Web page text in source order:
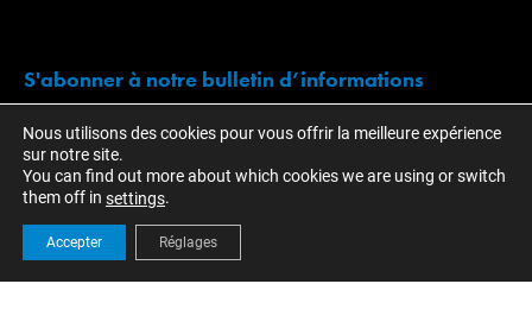
S'abonner à notre bulletin d’informations
Restez informé des actions et développements de KOTI.
Nous utilisons des cookies pour vous offrir la meilleure expérience
sur notre site.
You can find out more about which cookies we are using or switch
them off in settings.
Accepter Réglages